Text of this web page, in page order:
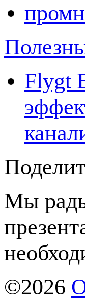
Flygt
Мы
©2026